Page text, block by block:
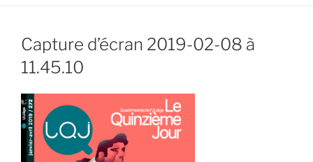
Capture d’écran 2019-02-08 à
11.45.10